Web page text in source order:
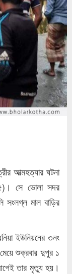
আত্মহত্যার ঘটনা
সে ভোলা সদর
সংলগ্ল মাল বাড়ির
ইউনিয়নের ৩নং
শুক্রবার দুপুর ১
আগেই তার মৃত্যু হয়।